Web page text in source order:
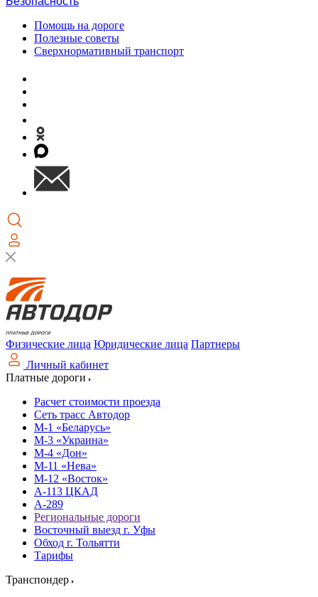
Помощь на дороге
Полезные советы
Сверхнормативный транспорт
Физические лица Юридические лица Партнеры
Личный кабинет
Платные дороги
Расчет стоимости проезда
Сеть трасс Автодор
М-1 «Беларусь»
М-3 «Украина»
М-4 «Дон»
М-11 «Нева»
М-12 «Восток»
А-113 ЦКАД
А-289
Региональные дороги
Восточный выезд г. Уфы
Обход г. Тольятти
Тарифы
Транспондер